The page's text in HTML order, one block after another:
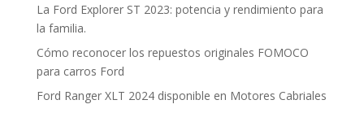
La Ford Explorer ST 2023: potencia y rendimiento para
la familia.
Cómo reconocer los repuestos originales FOMOCO
para carros Ford
Ford Ranger XLT 2024 disponible en Motores Cabriales